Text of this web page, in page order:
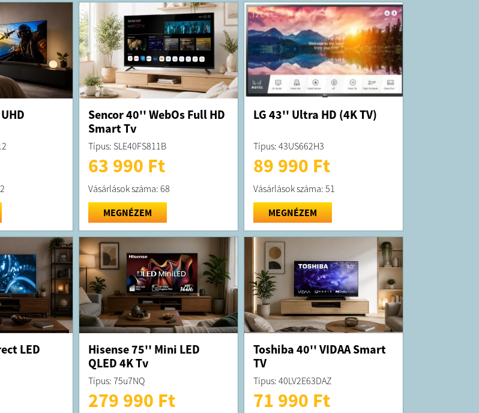
Sencor 40'' WebOs Full HD
Smart Tv
Típus: SLE40FS811B
63 990 Ft
Vásárlások száma: 68
MEGNÉZEM
LG 43'' Ultra HD (4K TV)
Típus: 43US662H3
89 990 Ft
Vásárlások száma: 51
MEGNÉZEM
LED
Hisense 75'' Mini LED
QLED 4K Tv
Típus: 75u7NQ
279 990 Ft
Toshiba 40'' VIDAA Smart
TV
Típus: 40LV2E63DAZ
71 990 Ft